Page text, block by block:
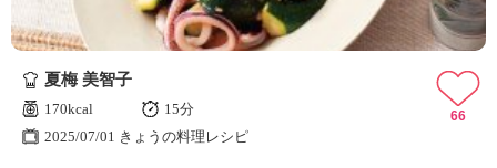
夏梅 美智子
170kcal
15分
2025/07/01 きょうの料理レシピ
66